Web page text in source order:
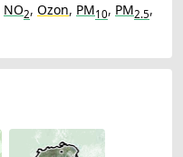
NO2, Ozon, PM10, PM2.5,